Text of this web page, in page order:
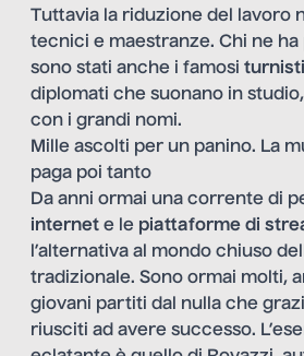
Tuttavia la riduzione del lavoro
tecnici e maestranze. Chi ne
sono stati anche i famosi turnisti
diplomati che suonano in
con i grandi nomi.
Mille ascolti per un panino. La
paga poi tanto
Da anni ormai una corrente di
internet e le piattaforme di
l’alternativa al mondo chiuso
tradizionale. Sono ormai molti,
giovani partiti dal nulla che
riusciti ad avere successo.